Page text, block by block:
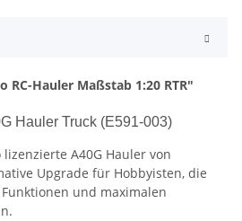
RC-Hauler Maßstab 1:20 RTR"
Hauler Truck (E591-003)
A40G Hauler von
Upgrade für Hobbyisten, die
und maximalen